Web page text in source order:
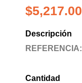
$5,217.00
Descripción
Cantidad